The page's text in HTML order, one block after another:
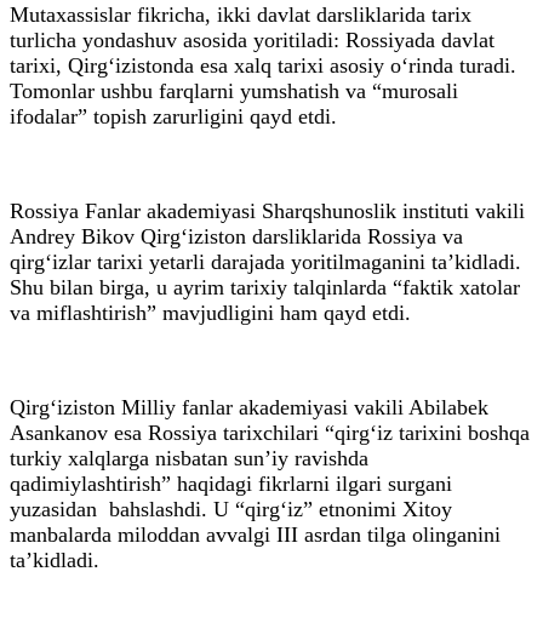
Mutaxassislar fikricha, ikki davlat darsliklarida tarix
turlicha yondashuv asosida yoritiladi: Rossiyada davlat
tarixi, Qirg‘izistonda esa xalq tarixi asosiy o‘rinda turadi.
Tomonlar ushbu farqlarni yumshatish va “murosali
ifodalar” topish zarurligini qayd etdi.
Rossiya Fanlar akademiyasi Sharqshunoslik instituti vakili
Andrey Bikov Qirg‘iziston darsliklarida Rossiya va
qirg‘izlar tarixi yetarli darajada yoritilmaganini ta’kidladi.
Shu bilan birga, u ayrim tarixiy talqinlarda “faktik xatolar
va miflashtirish” mavjudligini ham qayd etdi.
Qirg‘iziston Milliy fanlar akademiyasi vakili Abilabek
Asankanov esa Rossiya tarixchilari “qirg‘iz tarixini boshqa
turkiy xalqlarga nisbatan sun’iy ravishda
qadimiylashtirish” haqidagi fikrlarni ilgari surgani
yuzasidan bahslashdi. U “qirg‘iz” etnonimi Xitoy
manbalarda miloddan avvalgi III asrdan tilga olinganini
ta’kidladi.